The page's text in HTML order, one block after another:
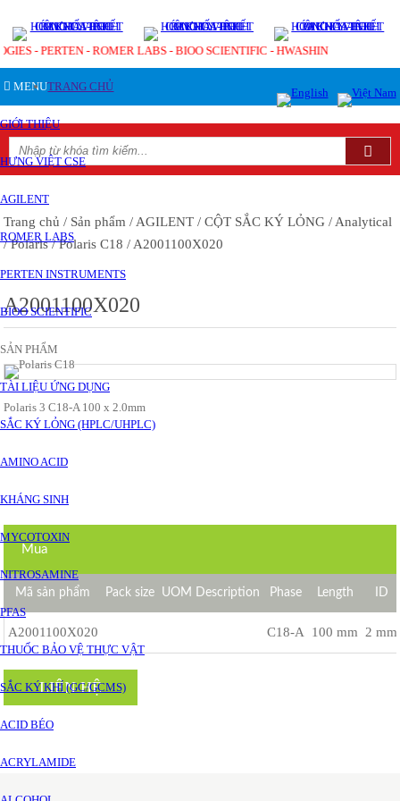
- PERTEN - ROMER LABS - BIOO SCIENTIFIC - HWASHIN
MENUTRANG CHỦ
GIỚI THIỆU
HƯNG VIỆT CSE
AGILENT
ROMER LABS
PERTEN INSTRUMENTS
BIOO SCIENTIFIC
SẢN PHẨM
TÀI LIỆU ỨNG DỤNG
SẮC KÝ LỎNG (HPLC/UHPLC)
AMINO ACID
KHÁNG SINH
MYCOTOXIN
NITROSAMINE
PFAS
THUỐC BẢO VỆ THỰC VẬT
SẮC KÝ KHÍ (GC/GCMS)
ACID BÉO
ACRYLAMIDE
Trang chủ / Sản phẩm / AGILENT / CỘT SẮC KÝ LỎNG / Analytical
/ Polaris/ Polaris C18 / A2001100X020
A2001100X020
Polaris 3 C18-A 100 x 2.0mm
Mua
Mã sản phẩm Pack size UOM Description Phase Length ID
A2001100X020 C18-A 100 mm 2 mm
LIÊN HỆ